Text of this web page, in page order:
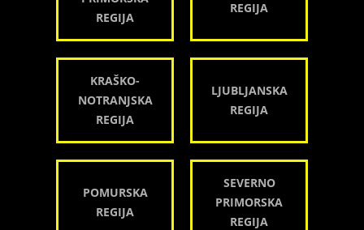
REGIJA
REGIJA
KRAŠKO-
NOTRANJSKA
REGIJA
LJUBLJANSKA
REGIJA
POMURSKA
REGIJA
SEVERNO
PRIMORSKA
REGIJA